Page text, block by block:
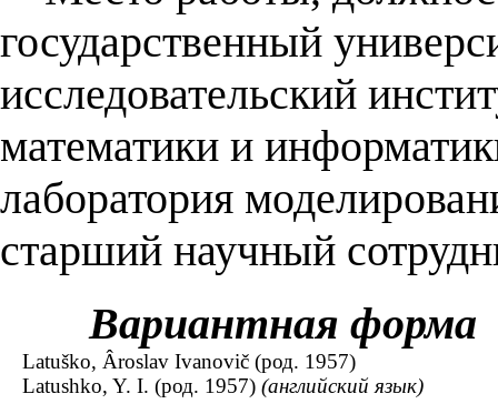
государственный
исследовательский
математики и
лаборатория
старший научный
Вариантная форма
Latuško, Âroslav Ivanovič (род. 1957)
Latushko, Y. I. (род. 1957) (английский язык)